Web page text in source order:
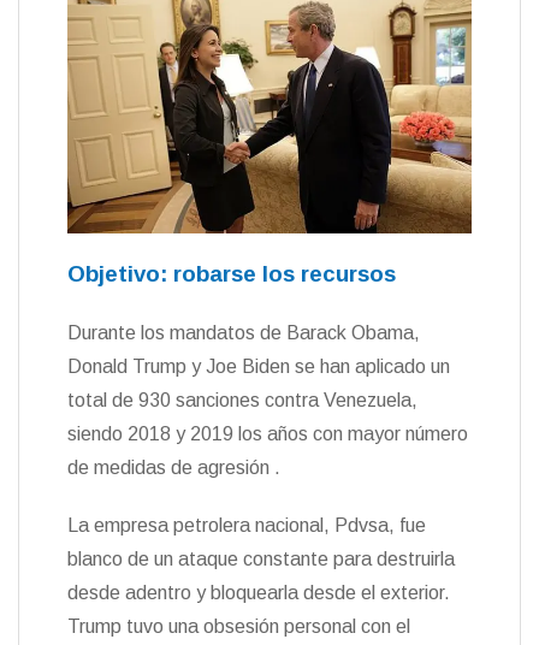
Objetivo: robarse los recursos
Durante los mandatos de Barack Obama,
Donald Trump y Joe Biden se han aplicado un
total de 930 sanciones contra Venezuela,
siendo 2018 y 2019 los años con mayor número
de medidas de agresión .
La empresa petrolera nacional, Pdvsa, fue
blanco de un ataque constante para destruirla
desde adentro y bloquearla desde el exterior.
Trump tuvo una obsesión personal con el